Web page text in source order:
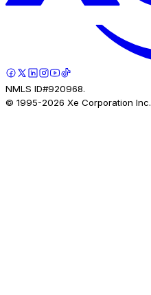
NMLS ID#920968.
© 1995-2026 Xe Corporation Inc.